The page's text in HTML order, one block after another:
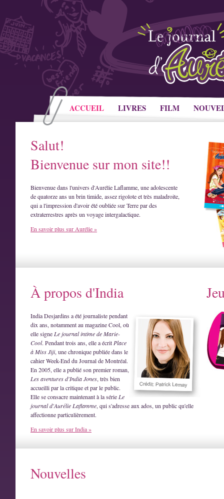
ACCUEIL LIVRES FILM
Salut!
Bienvenue sur mon site!!
Bienvenue dans l'univers d'Aurélie Laflamme, une adolescente
de quatorze ans un brin timide, assez rigolote et très maladroite,
qui a l'impression d'avoir été oubliée sur Terre par des
extraterrestres après un voyage intergalactique.
En savoir plus sur Aurélie »
À propos d'India
India Desjardins a été journaliste pendant
dix ans, notamment au magazine Cool, où
elle signe Le journal intime de Marie-
Cool. Pendant trois ans, elle a écrit Place
à Miss Jiji, une chronique publiée dans le
cahier Week-End du Journal de Montréal.
En 2005, elle a publié son premier roman,
Les aventures d'India Jones, très bien
accueilli par la critique et par le public.
Elle se consacre maintenant à la série Le
journal d'Aurélie Laflamme, qui s'adresse aux ados, un public qu'elle
affectionne particulièrement.
En savoir plus sur India »
Nouvelles